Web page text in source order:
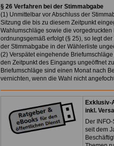
§ 26 Verfahren bei der Stimmabgabe
(1) Unmittelbar vor Abschluss der
Sitzung die bis zu diesem Zeitpunkt
Wahlumschläge sowie die
ordnungsgemäß erfolgt (§ 25), so legt
der Stimmabgabe in der Wählerliste
(2) Verspätet eingehende
den Zeitpunkt des Eingangs ungeöffnet
Briefumschläge sind einen Monat nach
vernichten, wenn die Wahl nicht
Exklusiv-
inkl.
Der
seit dem